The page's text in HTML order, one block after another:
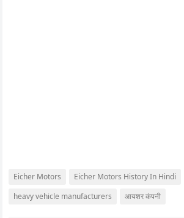
Eicher Motors Eicher Motors History In Hindi
heavy vehicle manufacturers
आयशर कंपनी